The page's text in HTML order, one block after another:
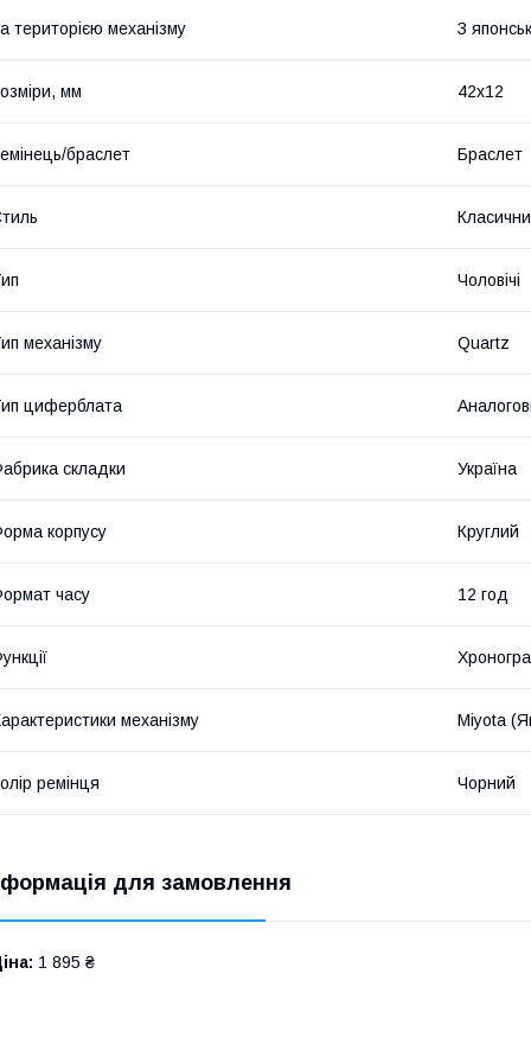
територією механізму З
мм 42х12
браслет Браслет
Чоловічі
механізму Quartz
циферблата
складки Україна
корпусу Круглий
часу 12 год
механізму Miyota
ремінця Чорний
для замовлення
1 895 ₴